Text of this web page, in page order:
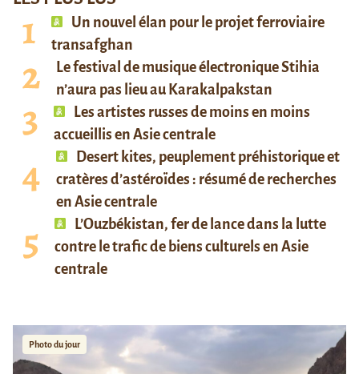
Un nouvel élan pour le projet ferroviaire
transafghan
Le festival de musique électronique Stihia
n’aura pas lieu au Karakalpakstan
Les artistes russes de moins en moins
accueillis en Asie centrale
Desert kites, peuplement préhistorique et
cratères d’astéroïdes : résumé de recherches
en Asie centrale
L’Ouzbékistan, fer de lance dans la lutte
contre le trafic de biens culturels en Asie
centrale
Photo du jour